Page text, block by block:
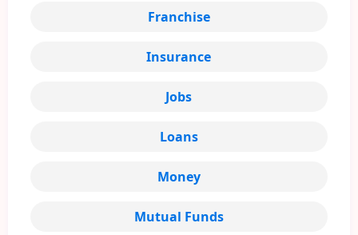
Franchise
Insurance
Jobs
Loans
Money
Mutual Funds